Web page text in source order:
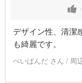
デザイン性、清潔
も綺麗です。
ぺいぱんだ さん / 周